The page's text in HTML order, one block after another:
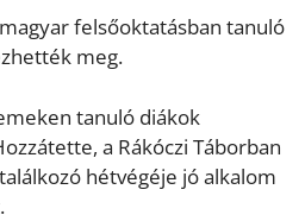
felsőoktatásban tanuló
meg.
tanuló diákok
a Rákóczi Táborban
hétvégéje jó alkalom